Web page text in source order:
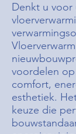
Denkt u voor
voordelen
comfort,
esthetiek.
keuze die